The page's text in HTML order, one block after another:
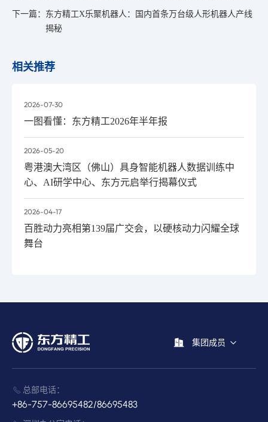
下一篇： 东方精工X乐聚机器人：国内首条万台级人形机器人产线
揭秘
相关推荐
2026-07-30
一图看懂：东方精工2026年半年报
2026-05-20
粤港澳大湾区（佛山）具身智能机器人数据训练中
心、AI研学中心、东方元启举行揭幕仪式
2026-04-17
百胜动力亮相第139届广交会，以硬核动力闪耀全球
舞台
集团成员
总部电话：
+86-757-86695482/86695483